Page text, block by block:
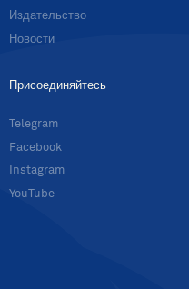
Издательство
Новости
Присоединяйтесь
Telegram
Facebook
Instagram
YouTube